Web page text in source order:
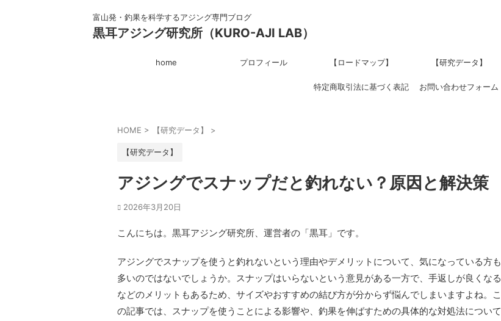
富山発・釣果を科学するアジング専門ブログ
黒耳アジング研究所（KURO-AJI LAB）
home プロフィール 【ロードマップ】 【研究データ】
特定商取引法に基づく表記 お問い合わせフォーム
HOME > 【研究データ】 >
【研究データ】
アジングでスナップだと釣れない？原因と解決策
2026年3月20日
こんにちは。黒耳アジング研究所、運営者の「黒耳」です。
アジングでスナップを使うと釣れないという理由やデメリットについて、気になっている方も
多いのではないでしょうか。スナップはいらないという意見がある一方で、手返しが良くなる
などのメリットもあるため、サイズやおすすめの結び方が分からず悩んでしまいますよね。こ
の記事では、スナップを使うことによる影響や、釣果を伸ばすための具体的な対処法について